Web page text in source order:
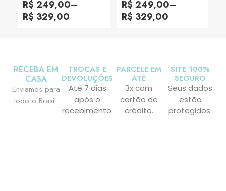
de
5
R$ 249,00–
R$ 329,00
de
5
R$ 249,00–
R$ 329,00
RECEBA EM
CASA
Enviamos para
todo o Brasil.
TROCAS E
DEVOLUÇÕES
Até 7 dias
após o
recebimento.
PARCELE EM
ATÉ
3x com
cartão de
crédito.
SITE 100%
SEGURO
Seus dados
estão
protegidos.